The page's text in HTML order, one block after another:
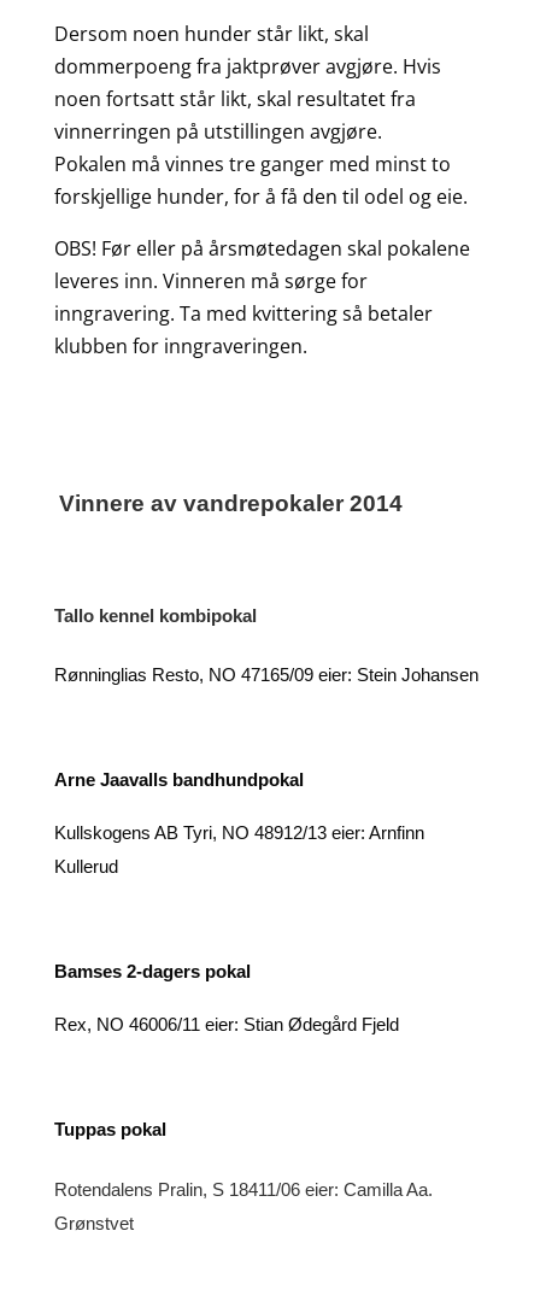
Dersom noen hunder står likt, skal
dommerpoeng fra jaktprøver avgjøre. Hvis
noen fortsatt står likt, skal resultatet fra
vinnerringen på utstillingen avgjøre.
Pokalen må vinnes tre ganger med minst to
forskjellige hunder, for å få den til odel og eie.
OBS! Før eller på årsmøtedagen skal pokalene
leveres inn. Vinneren må sørge for
inngravering. Ta med kvittering så betaler
klubben for inngraveringen.
Vinnere av vandrepokaler 2014
Tallo kennel kombipokal
Rønninglias Resto, NO 47165/09 eier: Stein Johansen
Arne Jaavalls bandhundpokal
Kullskogens AB Tyri, NO 48912/13 eier: Arnfinn
Kullerud
Bamses 2-dagers pokal
Rex, NO 46006/11 eier: Stian Ødegård Fjeld
Tuppas pokal
Rotendalens Pralin, S 18411/06 eier: Camilla Aa.
Grønstvet